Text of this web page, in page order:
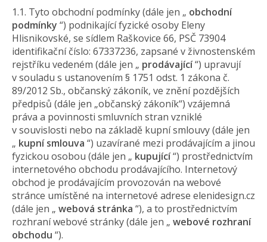
1.1. Tyto obchodní podmínky (dále jen „ obchodní
podmínky “) podnikající fyzické osoby Eleny
Hlisnikovské, se sídlem Raškovice 66, PSČ 73904
identifikační číslo: 67337236, zapsané v živnostenském
rejstříku vedeném (dále jen „ prodávající“) upravují
v souladu s ustanovením § 1751 odst. 1 zákona č.
89/2012 Sb., občanský zákoník, ve znění pozdějších
předpisů (dále jen „občanský zákoník“) vzájemná
práva a povinnosti smluvních stran vzniklé
v souvislosti nebo na základě kupní smlouvy (dále jen
„ kupní smlouva “) uzavírané mezi prodávajícím a jinou
fyzickou osobou (dále jen „ kupující“) prostřednictvím
internetového obchodu prodávajícího. Internetový
obchod je prodávajícím provozován na webové
stránce umístěné na internetové adrese elenidesign.cz
(dále jen „ webová stránka “), a to prostřednictvím
rozhraní webové stránky (dále jen „ webové rozhraní
obchodu “).